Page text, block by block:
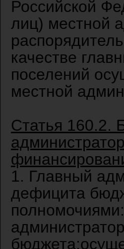
Российской
лиц) местной
качестве
поселений
местной
Статья 160.2.
1. Главный
дефицита